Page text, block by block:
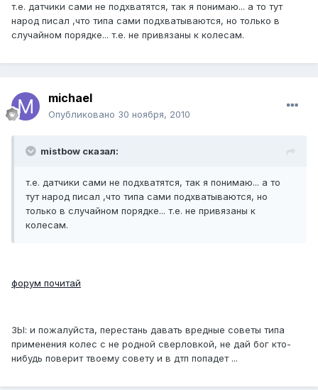
т.е. датчики сами не подхватятся, так я понимаю... а то тут
народ писал ,что типа сами подхватываются, но только в
случайном порядке... т.е. не привязаны к колесам.
michael
Опубликовано 30 ноября, 2010
mistbow сказал:
т.е. датчики сами не подхватятся, так я понимаю... а то
тут народ писал ,что типа сами подхватываются, но
только в случайном порядке... т.е. не привязаны к
колесам.
форум почитай
ЗЫ: и пожалуйста, перестань давать вредные советы типа
применения колес с не родной сверловкой, не дай бог кто-
нибудь поверит твоему совету и в дтп попадет ...